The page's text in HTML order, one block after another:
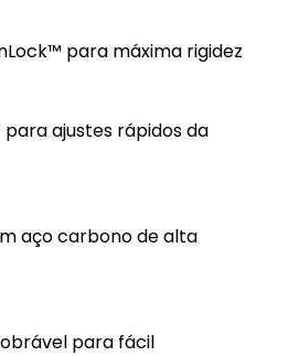
para máxima rigidez
ajustes rápidos da
aço carbono de alta
para fácil